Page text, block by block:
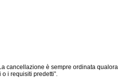
cancellazione è sempre ordinata qualora
i requisiti predetti”.